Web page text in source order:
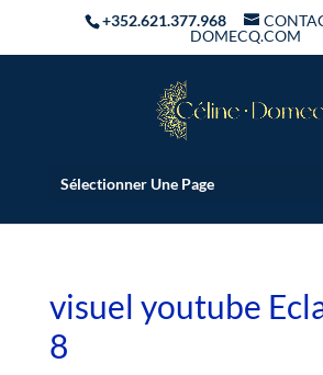
+352.621.377.968
DOMECQ.COM
Sélectionner Une Page
visuel youtube
8